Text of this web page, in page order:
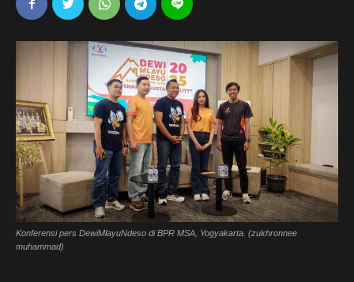
Konferensi pers DewiMlayuNdeso di BPR MSA, Yogyakarta. (zukhronnee
muhammad)